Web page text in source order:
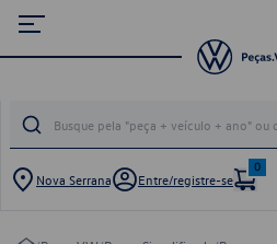
Nova Serrana Entre/registre-se
0